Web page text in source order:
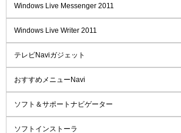
Windows Live Messenger 2011
Windows Live Writer 2011
テレビNaviガジェット
おすすめメニューNavi
ソフト＆サポートナビゲーター
ソフトインストーラ